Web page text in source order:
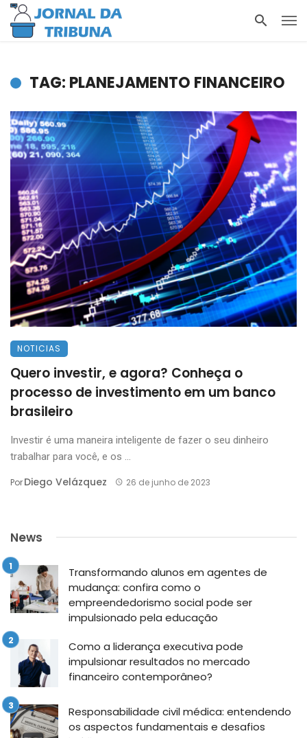
TAG: PLANEJAMENTO FINANCEIRO
NOTICIAS
Quero investir, e agora? Conheça o
processo de investimento em um banco
brasileiro
Investir é uma maneira inteligente de fazer o seu dinheiro
trabalhar para você, e os ...
PorDiego Velázquez 26 de junho de 2023
News
Transformando alunos em agentes de
mudança: confira como o
empreendedorismo social pode ser
impulsionado pela educação
Como a liderança executiva pode
impulsionar resultados no mercado
financeiro contemporâneo?
Responsabilidade civil médica: entendendo
os aspectos fundamentais e desafios